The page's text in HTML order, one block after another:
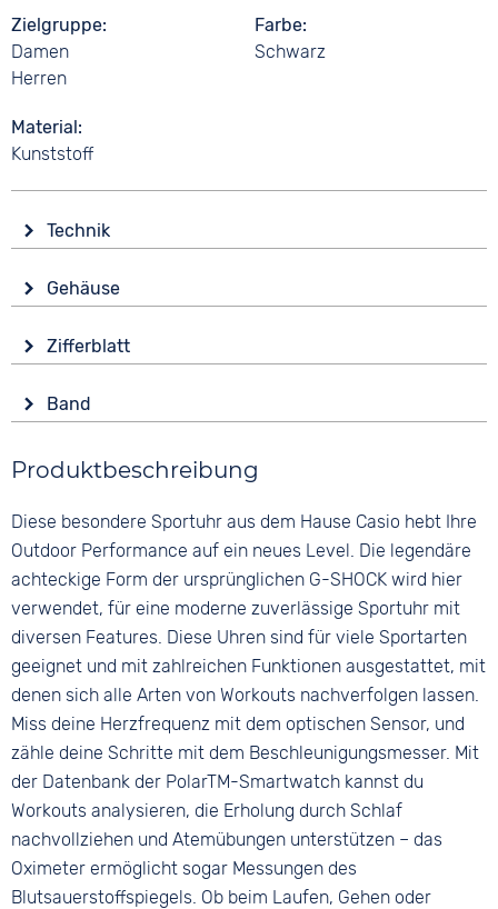
Zielgruppe
Damen
Herren
Farbe
Schwarz
Material
Kunststoff
Technik
Solar
Funktionen
Alarm
Datumsanzeige
Stoppuhr
Wasserdicht
20 bar
Gehäuse
Mineralglas
Form
Eckig
Material
Farbe
Schwarz
Zifferblatt
LED
Arabisch
Band
Schwarz
Material
Bandschließe
Dornschließe
Produktbeschreibung
Diese besondere Sportuhr aus dem Hause Casio hebt Ihre
Outdoor Performance auf ein neues Level. Die legendäre
achteckige Form der ursprünglichen G-SHOCK wird hier
verwendet, für eine moderne zuverlässige Sportuhr mit
diversen Features. Diese Uhren sind für viele Sportarten
geeignet und mit zahlreichen Funktionen ausgestattet, mit
denen sich alle Arten von Workouts nachverfolgen lassen.
Miss deine Herzfrequenz mit dem optischen Sensor, und
zähle deine Schritte mit dem Beschleunigungsmesser. Mit
der Datenbank der PolarTM-Smartwatch kannst du
Workouts analysieren, die Erholung durch Schlaf
nachvollziehen und Atemübungen unterstützen – das
Oximeter ermöglicht sogar Messungen des
Blutsauerstoffspiegels. Ob beim Laufen, Gehen oder